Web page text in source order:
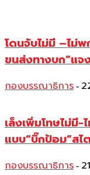
โดนจับไม่มี –ไม่พ
ขนส่งทางบก”แจ
กองบรรณาธิการ -
เล็งเพิ่มโทษไม่มี
แบบ“บิ๊กป้อม”สไ
กองบรรณาธิการ -